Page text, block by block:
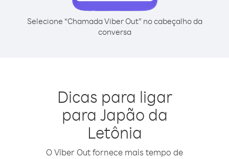
Selecione “Chamada Viber Out” no cabeçalho da
conversa
Dicas para ligar
para Japão da
Letônia
O Viber Out fornece mais tempo de